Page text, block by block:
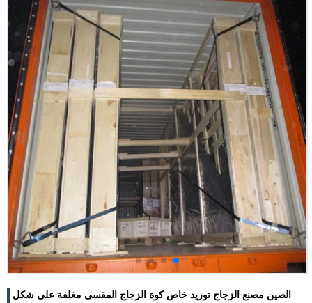
الصين مصنع الزجاج توريد خاص كوة الزجاج المقسى مغلفة على شكل